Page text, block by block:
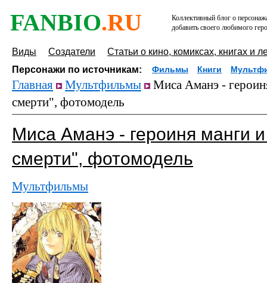
FANBIO.RU
Коллективный блог о
добавить своего любимого
Виды Создатели
Статьи о кино, комиксах, книгах и
Персонажи по источникам:
Фильмы Книги
Главная Мультфильмы
Миса Аманэ -
смерти", фотомодель
Миса Аманэ - героиня манги
смерти", фотомодель
Мультфильмы